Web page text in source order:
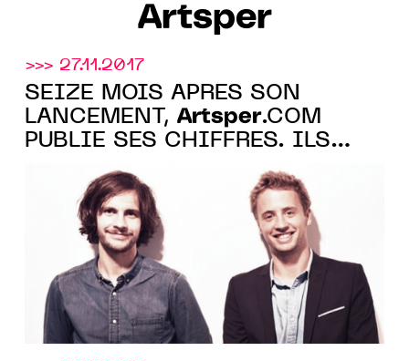
Artsper
>>> 27.11.2017
SEIZE MOIS APRÈS SON
LANCEMENT, Artsper.COM
PUBLIE SES CHIFFRES. ILS
SONT BONS.